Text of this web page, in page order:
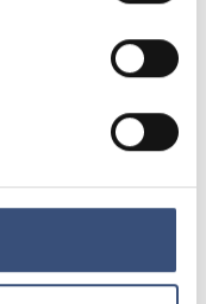
bij Houten Kaap